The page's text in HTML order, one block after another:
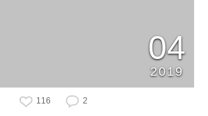
04
2019
116 2